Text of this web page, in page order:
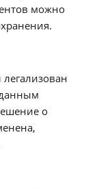
можно
о